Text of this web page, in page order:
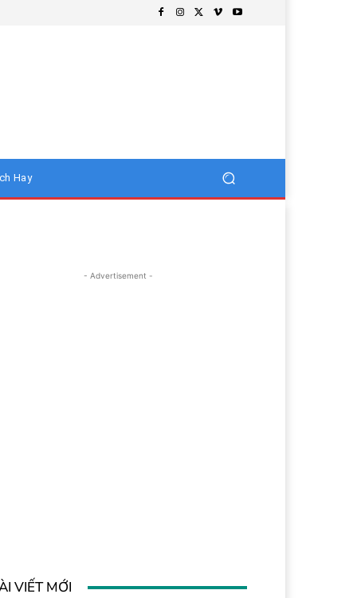
Hay
- Advertisement -
VIẾT MỚI